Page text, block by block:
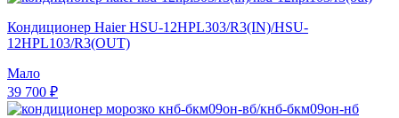
Кондиционер Haier HSU-12HPL303/R3(IN)/HSU-
12HPL103/R3(OUT)
Мало
39 700 ₽